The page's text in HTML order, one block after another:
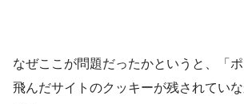
なぜここが問題だったかというと、「
飛んだサイトのクッキーが残されてい